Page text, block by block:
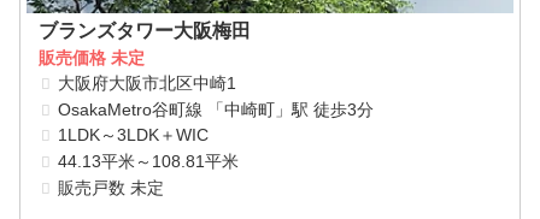
ブランズタワー大阪梅田
販売価格 未定
大阪府大阪市北区中崎1
OsakaMetro谷町線 「中崎町」駅 徒歩3分
1LDK～3LDK＋WIC
44.13平米～108.81平米
販売戸数 未定